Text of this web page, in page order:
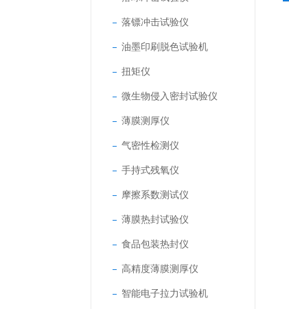
落镖冲击试验仪
油墨印刷脱色试验机
扭矩仪
微生物侵入密封试验仪
薄膜测厚仪
气密性检测仪
手持式残氧仪
摩擦系数测试仪
薄膜热封试验仪
食品包装热封仪
高精度薄膜测厚仪
智能电子拉力试验机